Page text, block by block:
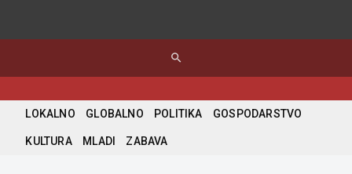
search
LOKALNO GLOBALNO POLITIKA GOSPODARSTVO
KULTURA MLADI ZABAVA